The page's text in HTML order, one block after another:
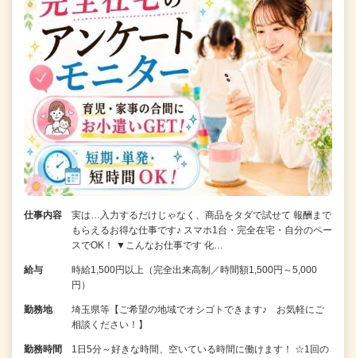
仕事内容
実は…入力するだけじゃなく、商品をタダで試せて 報酬まで
もらえるお得な仕事です♪ スマホ1台・完全在宅・自分のペー
スでOK！ ▼こんなお仕事です 化…
給与
時給1,500円以上（完全出来高制／時間額1,500円～5,000
円）
勤務地
埼玉県等【ご希望の地域でオシゴトできます♪ お気軽にご
相談ください！】
勤務時間
1日5分～好きな時間、空いている時間に働けます！ ☆1回の